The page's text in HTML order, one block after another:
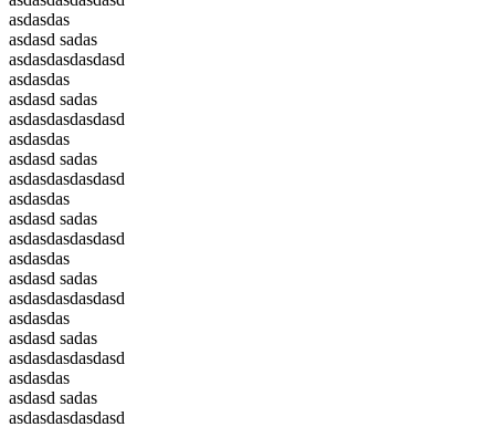
asdasdas
asdasd sadas
asdasdasdasdasd
asdasdas
asdasd sadas
asdasdasdasdasd
asdasdas
asdasd sadas
asdasdasdasdasd
asdasdas
asdasd sadas
asdasdasdasdasd
asdasdas
asdasd sadas
asdasdasdasdasd
asdasdas
asdasd sadas
asdasdasdasdasd
asdasdas
asdasd sadas
asdasdasdasdasd